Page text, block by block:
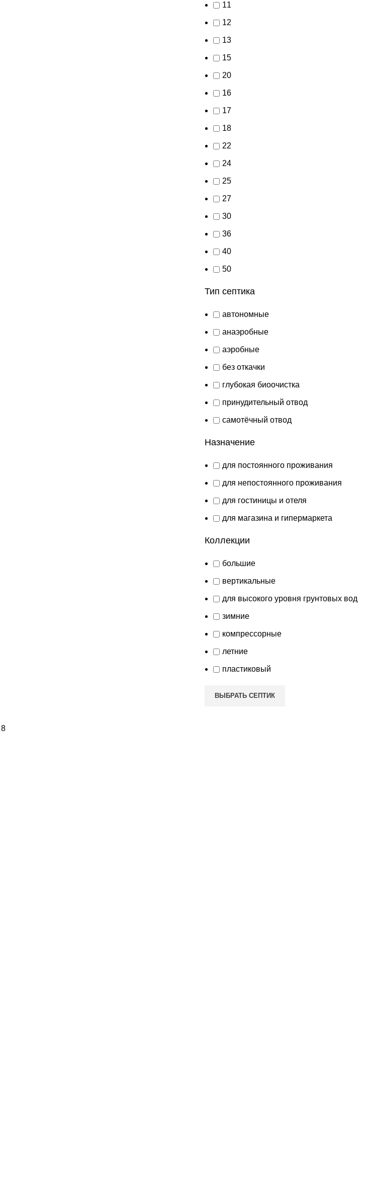
11
12
13
15
20
16
17
18
22
24
25
27
30
36
40
50
Тип септика
автономные
анаэробные
аэробные
без откачки
глубокая биоочистка
принудительный отвод
самотёчный отвод
Назначение
для постоянного проживания
для непостоянного проживания
для гостиницы и отеля
для магазина и гипермаркета
Коллекции
большие
вертикальные
для высокого уровня грунтовых вод
зимние
компрессорные
летние
пластиковый
ВЫБРАТЬ СЕПТИК